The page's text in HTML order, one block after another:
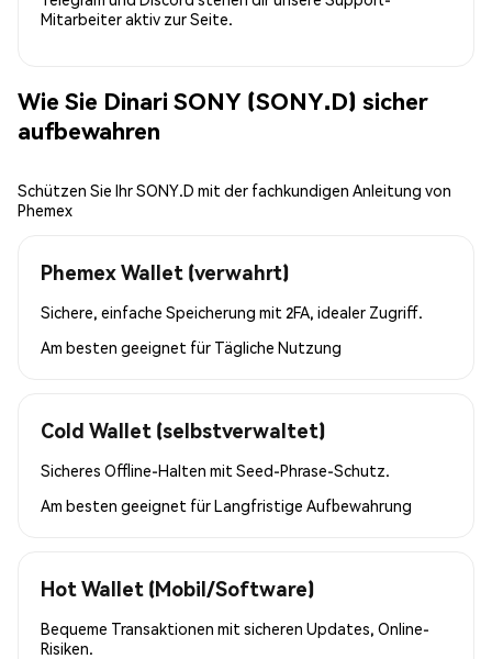
Mitarbeiter aktiv zur Seite.
Wie Sie Dinari SONY (SONY.D) sicher
aufbewahren
Schützen Sie Ihr SONY.D mit der fachkundigen Anleitung von
Phemex
Phemex Wallet (verwahrt)
Sichere, einfache Speicherung mit 2FA, idealer Zugriff.
Am besten geeignet für Tägliche Nutzung
Cold Wallet (selbstverwaltet)
Sicheres Offline-Halten mit Seed-Phrase-Schutz.
Am besten geeignet fürLangfristige Aufbewahrung
Hot Wallet (Mobil/Software)
Bequeme Transaktionen mit sicheren Updates, Online-
Risiken.